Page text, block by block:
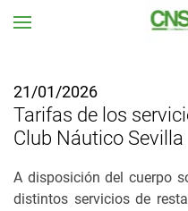
21/01/2026
Tarifas de los
Club Náutico Sevilla
A disposición del cuerpo
distintos servicios de